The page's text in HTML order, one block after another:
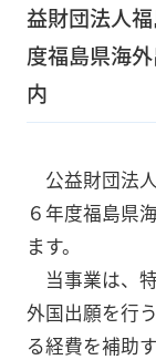
益財団法人
度福島県海
内
公益財団法
６年度福島県
ます。
当事業は、
外国出願を行
る経費を補助